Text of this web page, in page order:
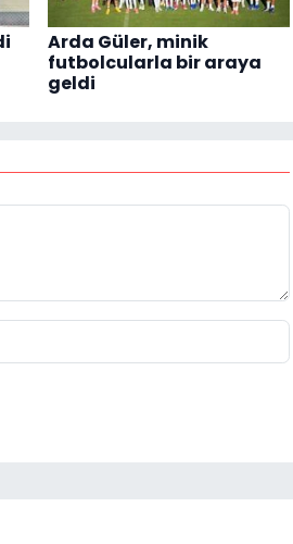
Arda Güler, minik
futbolcularla bir araya
geldi